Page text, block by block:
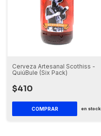
Cerveza Artesanal Scothiss -
QuiúBule (Six Pack)
$410
en stock